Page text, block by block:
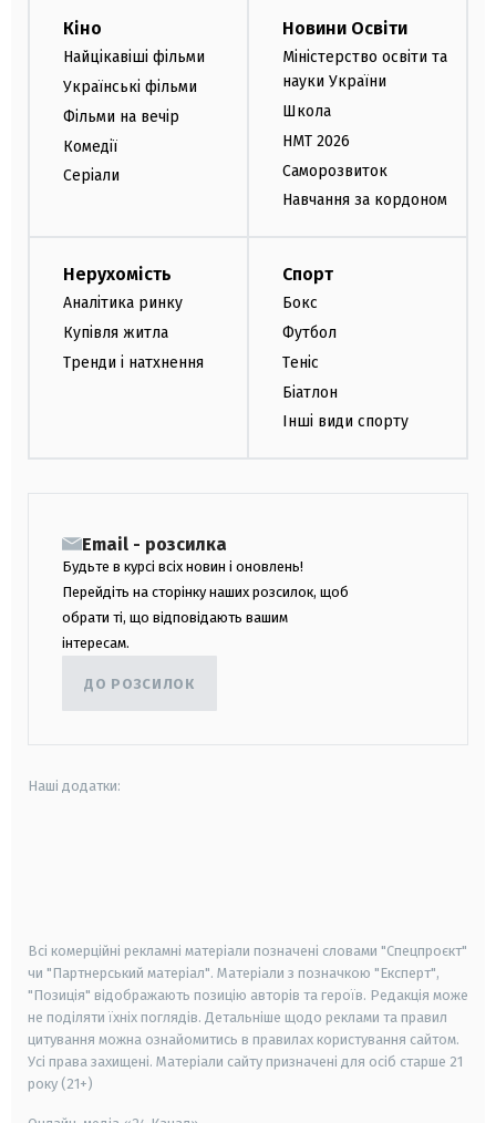
Кіно
Найцікавіші фільми
Українські фільми
Фільми на вечір
Комедії
Серіали
Новини Освіти
Міністерство освіти та
науки України
Школа
НМТ 2026
Саморозвиток
Навчання за кордоном
Нерухомість
Аналітика ринку
Купівля житла
Тренди і натхнення
Спорт
Бокс
Футбол
Теніс
Біатлон
Інші види спорту
Email - розсилка
Будьте в курсі всіх новин і оновлень!
Перейдіть на сторінку наших розсилок, щоб
обрати ті, що відповідають вашим
інтересам.
ДО РОЗСИЛОК
Наші додатки:
Всі комерційні рекламні матеріали позначені словами "Спецпроєкт"
чи "Партнерський матеріал". Матеріали з позначкою "Експерт",
"Позиція" відображають позицію авторів та героїв. Редакція може
не поділяти їхніх поглядів. Детальніше щодо реклами та правил
цитування можна ознайомитись в правилах користування сайтом.
Усі права захищені. Матеріали сайту призначені для осіб старше 21
року (21+)